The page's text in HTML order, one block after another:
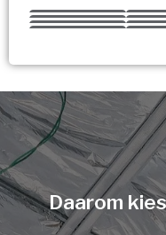
Kies uw
Meerdere
Isolatiemaatregel
Spouwisolatie
Vloerisolatie
Vorige
U komt in
Vul uw
Daarom